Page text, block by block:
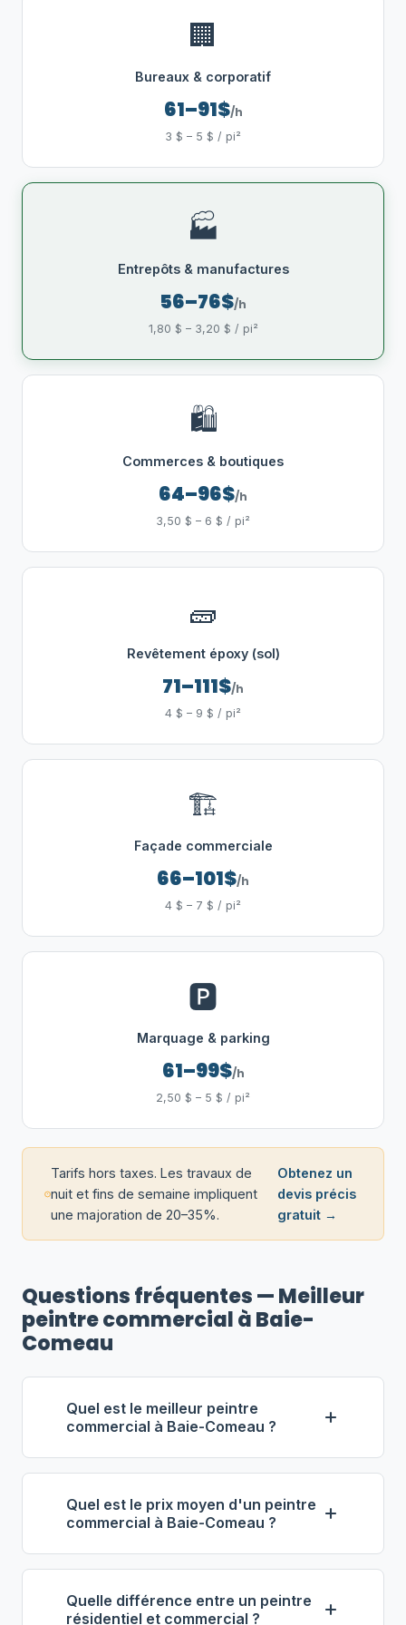
🏢
Bureaux & corporatif
61–91$/h
3 $ – 5 $ / pi²
🏭
Entrepôts & manufactures
56–76$/h
1,80 $ – 3,20 $ / pi²
🛍️
Commerces & boutiques
64–96$/h
3,50 $ – 6 $ / pi²
🧱
Revêtement époxy (sol)
71–111$/h
4 $ – 9 $ / pi²
🏗️
Façade commerciale
66–101$/h
4 $ – 7 $ / pi²
🅿️
Marquage & parking
61–99$/h
2,50 $ – 5 $ / pi²
Tarifs hors taxes. Les travaux de
nuit et fins de semaine impliquent
une majoration de 20–35%.
Obtenez un
devis précis
gratuit →
Questions fréquentes — Meilleur
peintre commercial à Baie-
Comeau
Quel est le meilleur peintre
commercial à Baie-Comeau ?
Selon notre classement,Stéphane
Fontaine Entrepreneur
(propriétaire :
Stéphane Fontaine) se distingue
commercial à Baie-Comeau. Note :
5.0/5 (101 avis), 20 ans d'expérience,
équipe de 20 employés.
Quel est le prix moyen d'un peintre
commercial à Baie-Comeau ?
À Baie-Comeau, les entrepreneurs en
peinture commerciale facturent entre
56 $ et 91 $ de l'heure. Pour 1 000 pi²,
Quelle différence entre un peintre
résidentiel et commercial ?